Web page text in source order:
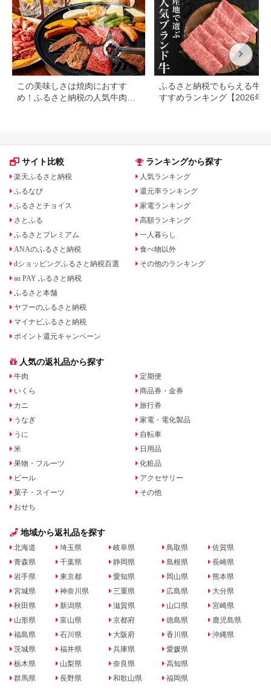
り物 贈答 プレゼント
お取り寄せ 記念日 パ
ーティ
この美味しさは焼肉におすす
め！ふるさと納税の人気牛肉還
ふるさと納税でもらえる牛肉
すすめランキング【2026年
サイト比較
楽天ふるさと納税
ふるなび
ふるさとチョイス
さとふる
ふるさとプレミアム
ANAのふるさと納税
dショッピングふるさと納税百選
au PAY ふるさと納税
ふるさと本舗
ヤフーのふるさと納税
マイナビふるさと納税
ポイント還元キャンペーン
ランキングから探す
人気ランキング
還元率ランキング
家電ランキング
高額ランキング
一人暮らし
食べ物以外
その他のランキング
人気の返礼品から探す
牛肉
いくら
カニ
うなぎ
うに
米
果物・フルーツ
ビール
菓子・スイーツ
おせち
定期便
商品券・金券
旅行券
家電・電化製品
自転車
日用品
化粧品
アクセサリー
その他
地域から返礼品を探す
北海道
青森県
岩手県
宮城県
秋田県
山形県
福島県
茨城県
栃木県
群馬県
埼玉県
千葉県
東京都
神奈川県
新潟県
富山県
石川県
福井県
山梨県
長野県
岐阜県
静岡県
愛知県
三重県
滋賀県
京都府
大阪府
兵庫県
奈良県
和歌山県
鳥取県
島根県
岡山県
広島県
山口県
徳島県
香川県
愛媛県
高知県
福岡県
佐賀県
長崎県
熊本県
大分県
宮崎県
鹿児島県
沖縄県